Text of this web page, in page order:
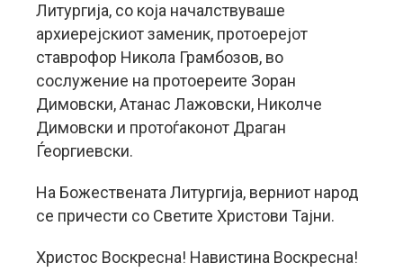
Литургија, со која началствуваше
архиерејскиот заменик, протоерејот
ставрофор Никола Грамбозов, во
сослужение на протоереите Зоран
Димовски, Атанас Лажовски, Николче
Димовски и протоѓаконот Драган
Ѓеоргиевски.
На Божествената Литургија, верниот народ
се причести со Светите Христови Тајни.
Христос Воскресна! Навистина Воскресна!